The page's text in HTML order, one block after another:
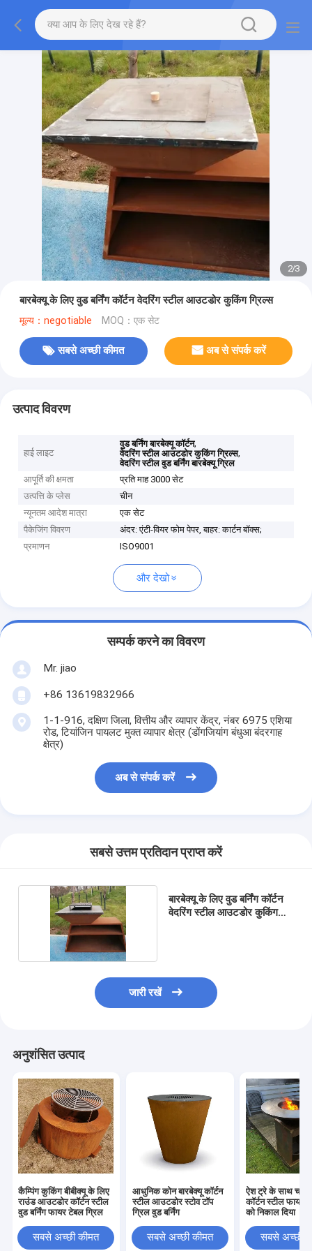
2/3
बारबेक्यू के लिए वुड बर्निंग कॉर्टन वेदरिंग स्टील आउटडोर कुकिंग ग्रिल्स
मूल्य：negotiable MOQ：एक सेट
सबसे अच्छी कीमत अब से संपर्क करें
उत्पाद विवरण
हाई लाइट
वुड बर्निंग बारबेक्यू कॉर्टन,
वेदरिंग स्टील आउटडोर कुकिंग ग्रिल्स,
वेदरिंग स्टील वुड बर्निंग बारबेक्यू ग्रिल
आपूर्ति की क्षमता
प्रति माह 3000 सेट
उत्पत्ति के प्लेस
चीन
न्यूनतम आदेश मात्रा
एक सेट
पैकेजिंग विवरण
अंदर: एंटी-वियर फोम पेपर, बाहर: कार्टन बॉक्स;
प्रमाणन
ISO9001
और देखो
सम्पर्क करने का विवरण
Mr. jiao
+86 13619832966
1-1-916, दक्षिण जिला, वित्तीय और व्यापार केंद्र, नंबर 6975 एशिया
रोड, टियांजिन पायलट मुक्त व्यापार क्षेत्र (डोंगजियांग बंधुआ बंदरगाह
क्षेत्र)
अब से संपर्क करें
सबसे उत्तम प्रतिदान प्राप्त करें
बारबेक्यू के लिए वुड बर्निंग कॉर्टन
वेदरिंग स्टील आउटडोर कुकिंग
जारी रखें
अनुशंसित उत्पाद
कैम्पिंग कुकिंग बीबीक्यू के लिए
राउंड आउटडोर कॉर्टन स्टील
वुड बर्निंग फायर टेबल ग्रिल
सबसे अच्छी कीमत
आधुनिक कोन बारबेक्यू कॉर्टन
स्टील आउटडोर स्टोव टॉप
ग्रिल वुड बर्निंग
सबसे अच्छी कीमत
ऐश ट्रे के साथ
कॉर्टन स्टील फायर
को निकाल दिया
सबसे अच्छी